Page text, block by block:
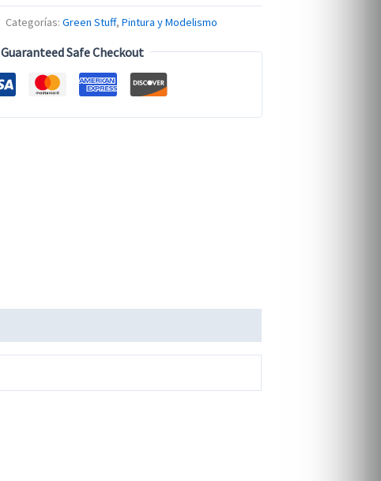
Categorías: Green Stuff, Pintura y Modelismo
Guaranteed Safe Checkout